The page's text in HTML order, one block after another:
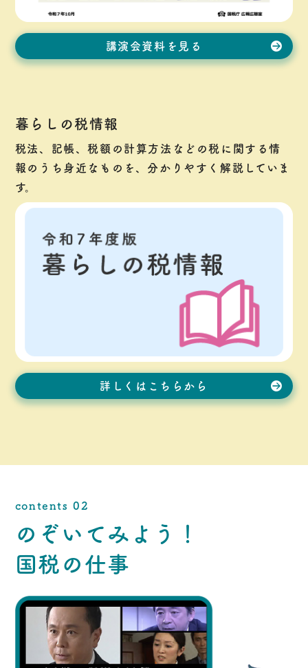
講演会資料を見る
暮らしの税情報
税法、記帳、税額の計算方法などの税に関する情
報のうち身近なものを、分かりやすく解説していま
す。
詳しくはこちらから
contents 02
のぞいてみよう！
国税の仕事